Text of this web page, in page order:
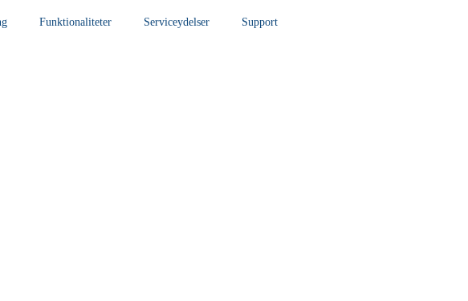
Funktionaliteter Serviceydelser Support